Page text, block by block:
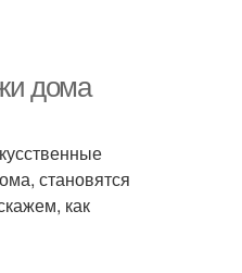
дома
становятся
как